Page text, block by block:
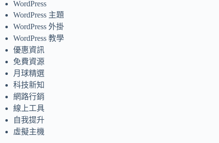
WordPress
WordPress 主題
WordPress 外掛
WordPress 教學
優惠資訊
免費資源
月球精選
科技新知
網路行銷
線上工具
自我提升
虛擬主機